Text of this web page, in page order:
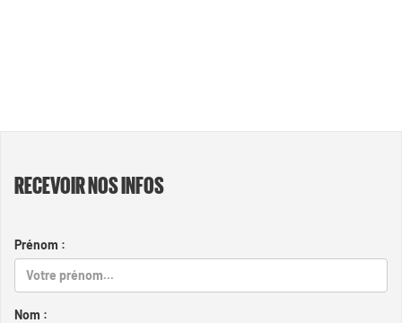
RECEVOIR NOS INFOS
Prénom :
Nom :